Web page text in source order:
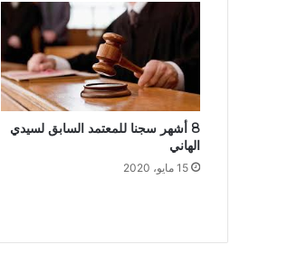
8 أشهر سجنا للمعتمد السابق لسيدي
الهاني
15 مايو، 2020